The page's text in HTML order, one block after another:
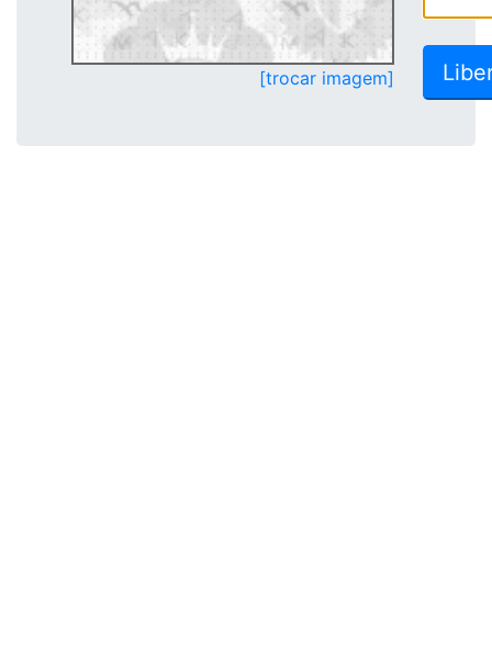
[trocar imagem]